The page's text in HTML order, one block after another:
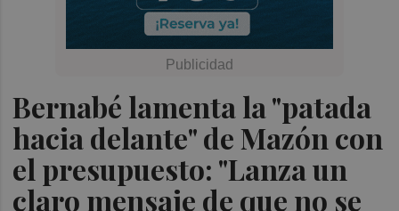
Bernabé lamenta la "patada
hacia delante" de Mazón con
el presupuesto: "Lanza un
claro mensaje de que no se